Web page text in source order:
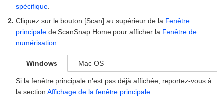
spécifique
Cliquez sur le bouton [Scan] au supérieur de la Fenêtre
principale de ScanSnap Home pour afficher la Fenêtre de
numérisation
Windows
Si la fenêtre principale n'est pas déjà affichée, reportez-vous à
la section Affichage de la fenêtre principale
Mac OS